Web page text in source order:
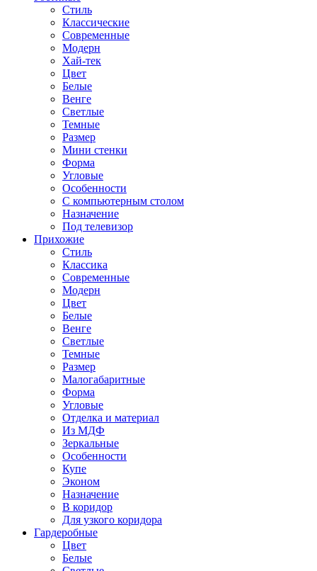
Стиль
Классические
Современные
Модерн
Хай-тек
Цвет
Белые
Венге
Светлые
Темные
Размер
Мини стенки
Форма
Угловые
Особенности
С компьютерным столом
Назначение
Под телевизор
Прихожие
Стиль
Классика
Современные
Модерн
Цвет
Белые
Венге
Светлые
Темные
Размер
Малогабаритные
Форма
Угловые
Отделка и материал
Из МДФ
Зеркальные
Особенности
Купе
Эконом
Назначение
В коридор
Для узкого коридора
Гардеробные
Цвет
Белые